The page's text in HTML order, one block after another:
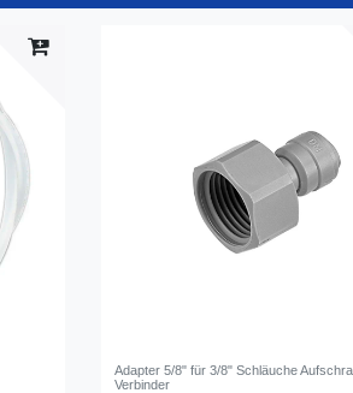
Adapter 5/8" für 3/8" Schläuche
Verbinder